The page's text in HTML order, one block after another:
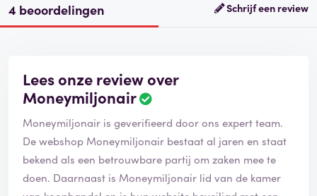
4 beoordelingen Schrijf een review
Lees onze review over
Moneymiljonair
Moneymiljonair is geverifieerd door ons expert team.
De webshop Moneymiljonair bestaat al jaren en staat
bekend als een betrouwbare partij om zaken mee te
doen. Daarnaast is Moneymiljonair lid van de kamer